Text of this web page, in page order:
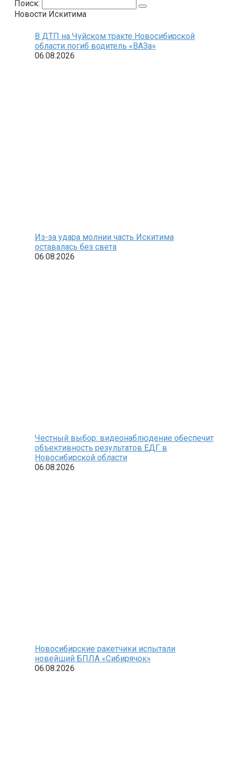
Поиск:
Новости Искитима
В ДТП на Чуйском тракте Новосибирской
области погиб водитель «ВАЗа»
06.08.2026
Из-за удара молнии часть Искитима
оставалась без света
06.08.2026
Честный выбор: видеонаблюдение обеспечит
объективность результатов ЕДГ в
Новосибирской области
06.08.2026
Новосибирские ракетчики испытали
новейший БПЛА «Сибирячок»
06.08.2026